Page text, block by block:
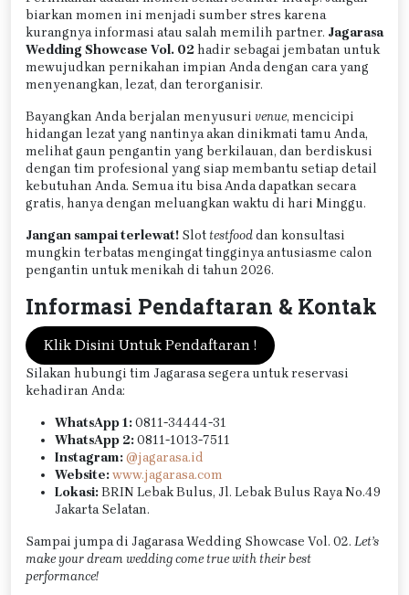
biarkan momen ini menjadi sumber stres karena
kurangnya informasi atau salah memilih partner. Jagarasa
Wedding Showcase Vol. 02hadir sebagai jembatan untuk
mewujudkan pernikahan impian Anda dengan cara yang
menyenangkan, lezat, dan terorganisir.
Bayangkan Anda berjalan menyusuri venue, mencicipi
hidangan lezat yang nantinya akan dinikmati tamu Anda,
melihat gaun pengantin yang berkilauan, dan berdiskusi
dengan tim profesional yang siap membantu setiap detail
kebutuhan Anda. Semua itu bisa Anda dapatkan secara
gratis, hanya dengan meluangkan waktu di hari Minggu.
Jangan sampai terlewat! Slottestfooddan konsultasi
mungkin terbatas mengingat tingginya antusiasme calon
pengantin untuk menikah di tahun 2026.
Informasi Pendaftaran & Kontak
Klik Disini Untuk Pendaftaran !
Silakan hubungi tim Jagarasa segera untuk reservasi
kehadiran Anda:
WhatsApp 1:0811-34444-31
WhatsApp 2:0811-1013-7511
Instagram:@jagarasa.id
Website:www.jagarasa.com
Lokasi:BRIN Lebak Bulus, Jl. Lebak Bulus Raya No.49
Jakarta Selatan.
Sampai jumpa di Jagarasa Wedding Showcase Vol. 02. Let’s
make your dream wedding come true with their best
performance!